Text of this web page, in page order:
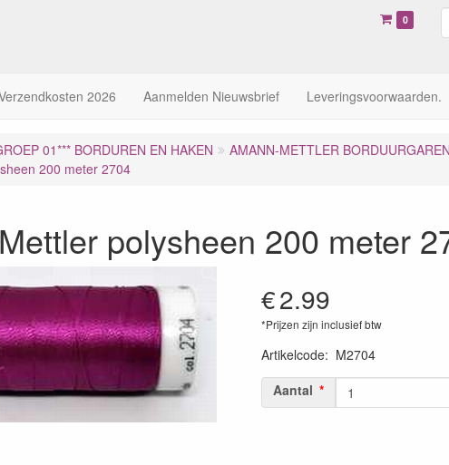
0
2026 Aanmelden Nieuwsbrief Leveringsvoorwaarden.
01*** BORDUREN EN HAKEN
AMANN-METTLER
200 meter 2704
polysheen 200 meter
€2.99
*Prijzen zijn inclusief btw
Artikelcode: M2704
Aantal